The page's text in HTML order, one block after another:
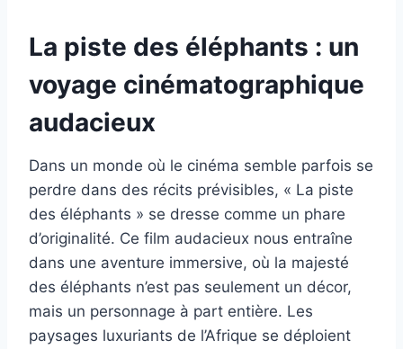
La piste des éléphants : un
voyage cinématographique
audacieux
Dans un monde où le cinéma semble parfois se
perdre dans des récits prévisibles, « La piste
des éléphants » se dresse comme un phare
d’originalité. Ce film audacieux nous entraîne
dans une aventure immersive, où la majesté
des éléphants n’est pas seulement un décor,
mais un personnage à part entière. Les
paysages luxuriants de l’Afrique se déploient